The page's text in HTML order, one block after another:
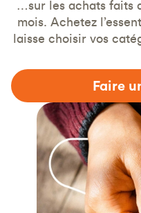
…sur les achats faits
mois. Achetez
laisse choisir vos
Faire